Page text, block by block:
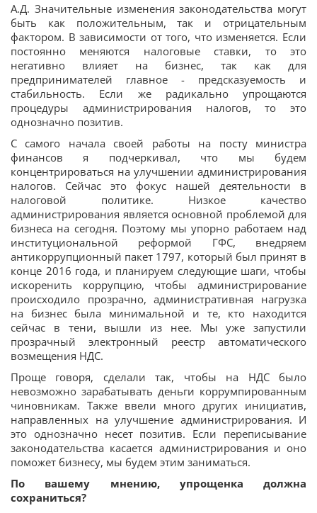
А.Д. Значительные изменения законодательства могут
быть как положительным, так и отрицательным
фактором. В зависимости от того, что изменяется. Если
постоянно меняются налоговые ставки, то это
негативно влияет на бизнес, так как для
предпринимателей главное - предсказуемость и
стабильность. Если же радикально упрощаются
процедуры администрирования налогов, то это
однозначно позитив.
С самого начала своей работы на посту министра
финансов я подчеркивал, что мы будем
концентрироваться на улучшении администрирования
налогов. Сейчас это фокус нашей деятельности в
налоговой политике. Низкое качество
администрирования является основной проблемой для
бизнеса на сегодня. Поэтому мы упорно работаем над
институциональной реформой ГФС, внедряем
антикоррупционный пакет 1797, который был принят в
конце 2016 года, и планируем следующие шаги, чтобы
искоренить коррупцию, чтобы администрирование
происходило прозрачно, административная нагрузка
на бизнес была минимальной и те, кто находится
сейчас в тени, вышли из нее. Мы уже запустили
прозрачный электронный реестр автоматического
возмещения НДС.
Проще говоря, сделали так, чтобы на НДС было
невозможно зарабатывать деньги коррумпированным
чиновникам. Также ввели много других инициатив,
направленных на улучшение администрирования. И
это однозначно несет позитив. Если переписывание
законодательства касается администрирования и оно
поможет бизнесу, мы будем этим заниматься.
По вашему мнению, упрощенка должна
сохраниться?